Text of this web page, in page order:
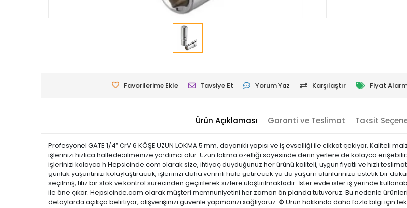
Favorilerime Ekle Tavsiye Et Yorum Yaz Karşılaştır Fiyat
Ürün Açıklaması Garanti ve Teslimat Taksit
Profesyonel GATE 1/4” CrV 6 KÖŞE UZUN LOKMA 5 mm, dayanıklı yapısı ve işlevselliği ile dikkat çekiyor.
işlerinizi hızlıca halledebilmenize yardımcı olur. Uzun lokma özelliği sayesinde derin yerlere de kolayca
işlerinizi kolayca h Hepsicinde.com olarak size, ihtiyaç duyduğunuz her ürünü kaliteli, uygun fiyatlı ve hızlı
günlük yaşantınızı kolaylaştıracak, işlerinizi daha verimli hale getirecek ya da yaşam alanlarınıza estetik bir
seçilmiş, titiz bir stok ve kontrol sürecinden geçirilerek sizlere ulaştırılmaktadır. İster evde ister iş yerinde
ile öne çıkar. Hepsicinde.com olarak müşteri memnuniyetini her zaman ön planda tutuyoruz. Bu nedenle
detaylarda açıkça belirtiyor, alışverişinizi güvenle yapmanızı sağlıyoruz. ⚙️ Ürün hakkında daha fazla bilgi için